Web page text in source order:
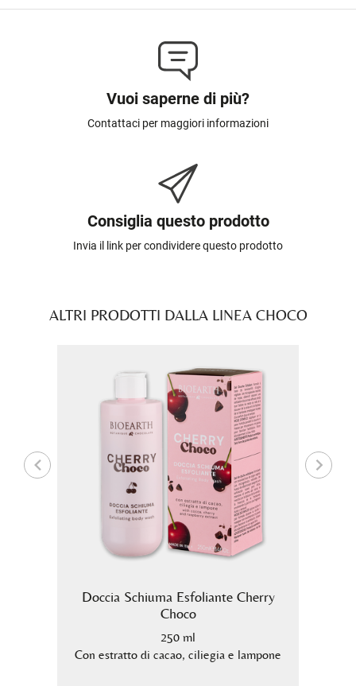
Vuoi saperne di più?
Contattaci per maggiori informazioni
Consiglia questo prodotto
Invia il link per condividere questo prodotto
ALTRI PRODOTTI DALLA LINEA CHOCO
Doccia Schiuma Esfoliante Cherry
Choco
250 ml
Con estratto di cacao, ciliegia e lampone